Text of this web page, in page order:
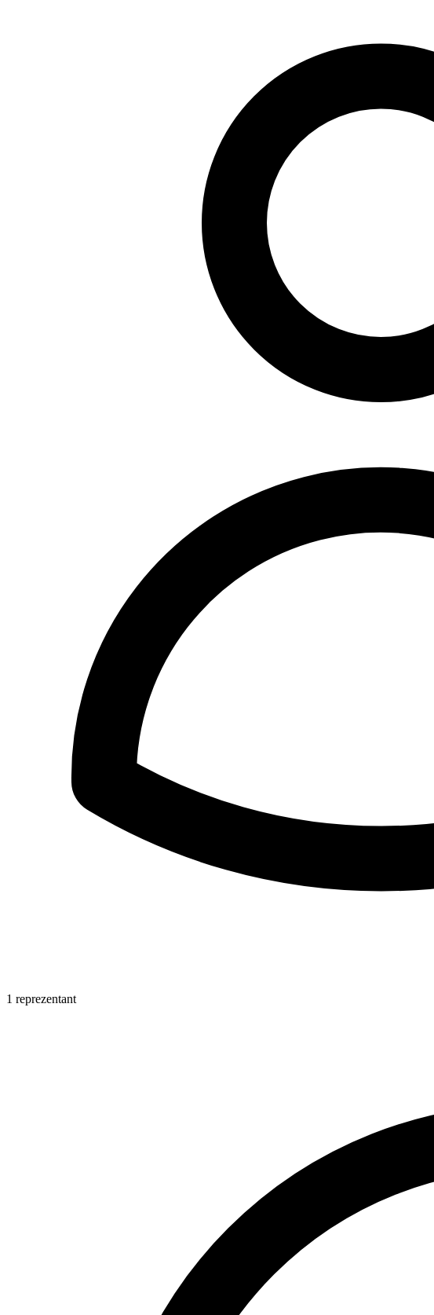
1 reprezentant